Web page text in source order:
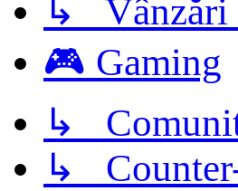
↳ Vânzări
🎮 Gaming
↳
↳